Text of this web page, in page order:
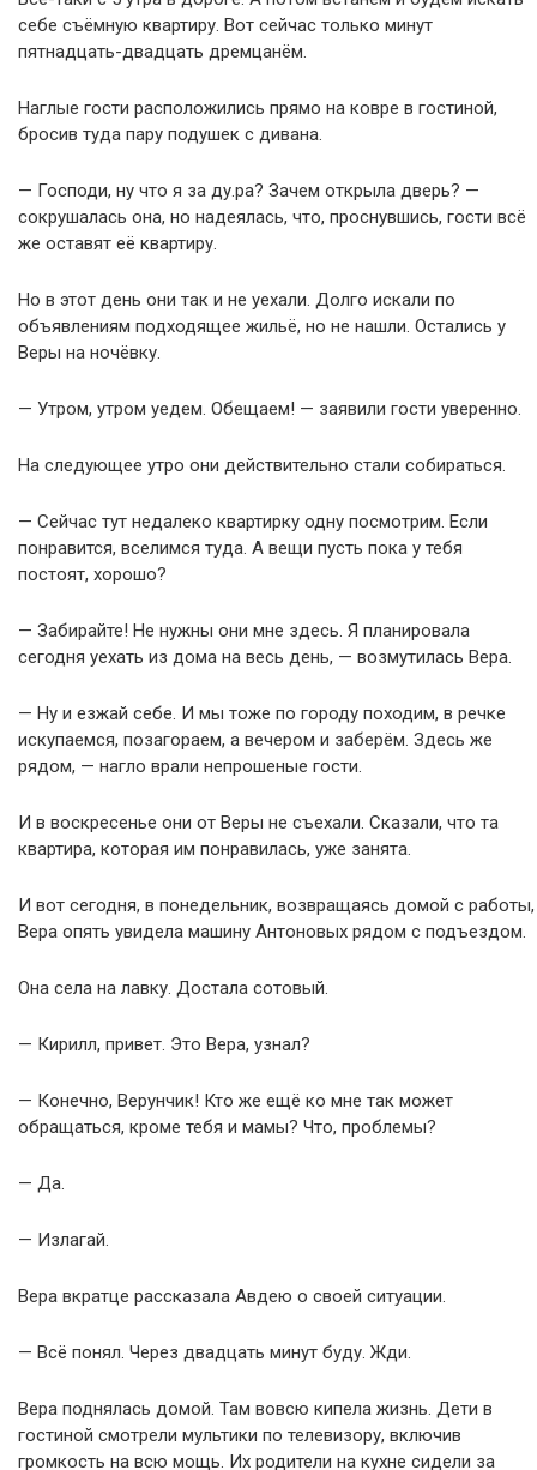
себе съёмную квартиру. Вот сейчас только минут
пятнадцать-двадцать дремцанём.
Наглые гости расположились прямо на ковре в гостиной,
бросив туда пару подушек с дивана.
— Господи, ну что я за ду.ра? Зачем открыла дверь? —
сокрушалась она, но надеялась, что, проснувшись, гости всё
же оставят её квартиру.
Но в этот день они так и не уехали. Долго искали по
объявлениям подходящее жильё, но не нашли. Остались у
Веры на ночёвку.
— Утром, утром уедем. Обещаем! — заявили гости уверенно.
На следующее утро они действительно стали собираться.
— Сейчас тут недалеко квартирку одну посмотрим. Если
понравится, вселимся туда. А вещи пусть пока у тебя
постоят, хорошо?
— Забирайте! Не нужны они мне здесь. Я планировала
сегодня уехать из дома на весь день, — возмутилась Вера.
— Ну и езжай себе. И мы тоже по городу походим, в речке
искупаемся, позагораем, а вечером и заберём. Здесь же
рядом, — нагло врали непрошеные гости.
И в воскресенье они от Веры не съехали. Сказали, что та
квартира, которая им понравилась, уже занята.
И вот сегодня, в понедельник, возвращаясь домой с работы,
Вера опять увидела машину Антоновых рядом с подъездом.
Она села на лавку. Достала сотовый.
— Кирилл, привет. Это Вера, узнал?
— Конечно, Верунчик! Кто же ещё ко мне так может
обращаться, кроме тебя и мамы? Что, проблемы?
— Да.
— Излагай.
Вера вкратце рассказала Авдею о своей ситуации.
— Всё понял. Через двадцать минут буду. Жди.
Вера поднялась домой. Там вовсю кипела жизнь. Дети в
гостиной смотрели мультики по телевизору, включив
громкость на всю мощь. Их родители на кухне сидели за